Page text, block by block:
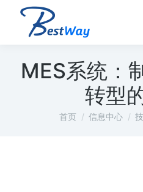
MES系统：
转型
您在这里：
首页 信息中心